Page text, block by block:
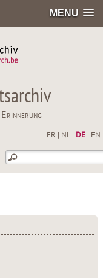
MENU
FR NL| DE| EN